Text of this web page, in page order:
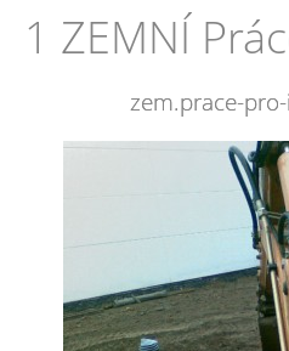
1 ZEMNÍ
zem.prace-